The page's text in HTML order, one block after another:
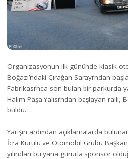
Organizasyonun ilk gününde klasik
Boğazı’ndaki Çırağan Sarayı’ndan
Fabrikası’nda son bulan bir parkurda
Halim Paşa Yalısı’ndan başlayan ralli,
buldu.
Yarışın ardından açıklamalarda
İcra Kurulu ve Otomobil Grubu
yılından bu yana gururla sponsor